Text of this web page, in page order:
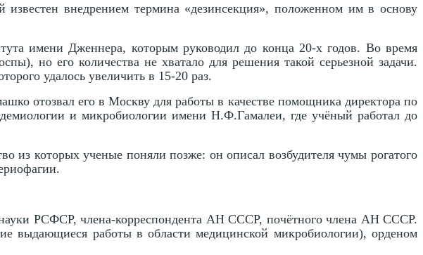
внедрением термина «дезинсекция», положенном им в основу
имени Дженнера, которым руководил до конца 20-х годов. Во время
но его количества не хватало для решения такой серьезной задачи.
удалось увеличить в 15-20 раз.
отозвал его в Москву для работы в качестве помощника директора по
и микробиологии имени Н.Ф.Гамалеи, где учёный работал до
которых ученые поняли позже: он описал возбудителя чумы рогатого
РСФСР, члена-корреспондента АН СССР, почётного члена АН СССР.
выдающиеся работы в области медицинской микробиологии), орденом